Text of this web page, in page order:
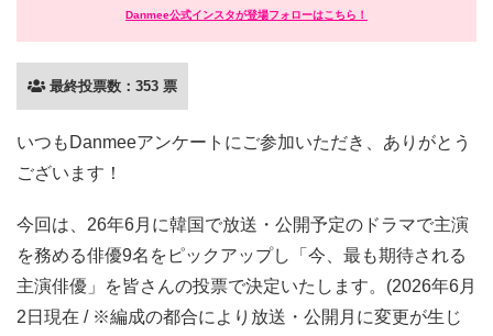
Danmee公式インスタが登場フォローはこちら！
最終投票数：353 票
いつもDanmeeアンケートにご参加いただき、ありがとう
ございます！
今回は、26年6月に韓国で放送・公開予定のドラマで主演
を務める俳優9名をピックアップし「今、最も期待される
主演俳優」を皆さんの投票で決定いたします。(2026年6月
2日現在 / ※編成の都合により放送・公開月に変更が生じ